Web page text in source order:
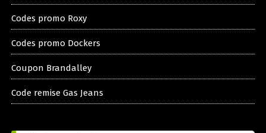
Codes promo Roxy
Codes promo Dockers
Coupon Brandalley
Code remise Gas Jeans